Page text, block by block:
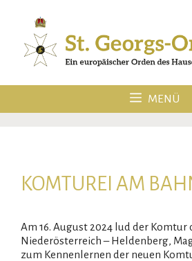
springen
MENÜ
KOMTUREI AM
Am 16. August 2024 lud der Komtur
Niederösterreich – Heldenberg,
zum Kennenlernen der neuen